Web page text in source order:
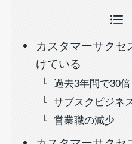
カスタマーサクセ
けている
過去3年間で30倍
サブスクビジネ
営業職の減少